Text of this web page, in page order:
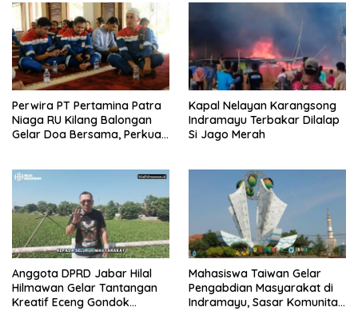
Perwira PT Pertamina Patra
Niaga RU Kilang Balongan
Gelar Doa Bersama, Perkuat
Kapal Nelayan Karangsong
Indramayu Terbakar Dilalap
Si Jago Merah
Anggota DPRD Jabar Hilal
Hilmawan Gelar Tantangan
Kreatif Eceng Gondok
Mahasiswa Taiwan Gelar
Pengabdian Masyarakat di
Indramayu, Sasar Komunitas